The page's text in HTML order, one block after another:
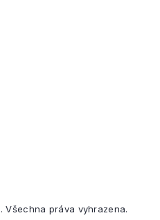
. Všechna práva vyhrazena.